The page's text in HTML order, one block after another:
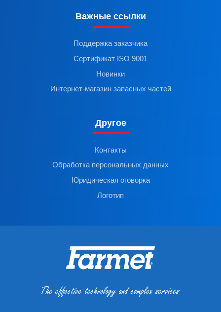
Важные ссылки
Поддержка заказчика
Сертификат ISO 9001
Новинки
Интернет-магазин запасных частей
Другое
Контакты
Обработка персональных данных
Юридическая оговорка
Логотип